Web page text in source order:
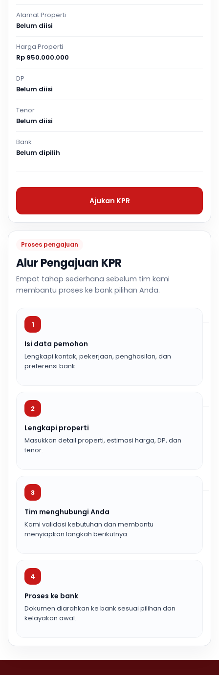
Proses pengajuan
Alur Pengajuan KPR
Empat tahap sederhana sebelum tim kami
membantu proses ke bank pilihan Anda.
1
Isi data pemohon
Lengkapi kontak, pekerjaan, penghasilan, dan
preferensi bank.
2
Lengkapi properti
Masukkan detail properti, estimasi harga, DP, dan
tenor.
3
Tim menghubungi Anda
Kami validasi kebutuhan dan membantu
menyiapkan langkah berikutnya.
4
Proses ke bank
Dokumen diarahkan ke bank sesuai pilihan dan
kelayakan awal.
Alamat Properti
Belum diisi
Harga Properti
Rp 950.000.000
DP
Belum diisi
Tenor
Belum diisi
Bank
Belum dipilih
Ajukan KPR